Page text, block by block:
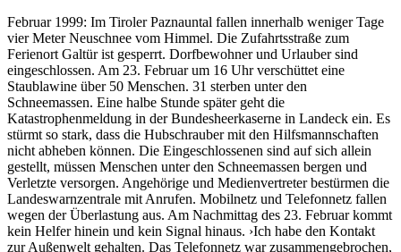
Februar 1999: Im Tiroler Paznauntal fallen innerhalb weniger Tage
vier Meter Neuschnee vom Himmel. Die Zufahrtsstraße zum
Ferienort Galtür ist gesperrt. Dorfbewohner und Urlauber sind
eingeschlossen. Am 23. Februar um 16 Uhr verschüttet eine
Staublawine über 50 Menschen. 31 sterben unter den
Schneemassen. Eine halbe Stunde später geht die
Katastrophenmeldung in der Bundesheerkaserne in Landeck ein. Es
stürmt so stark, dass die Hubschrauber mit den Hilfsmannschaften
nicht abheben können. Die Eingeschlossenen sind auf sich allein
gestellt, müssen Menschen unter den Schneemassen bergen und
Verletzte versorgen. Angehörige und Medienvertreter bestürmen die
Landeswarnzentrale mit Anrufen. Mobilnetz und Telefonnetz fallen
wegen der Überlastung aus. Am Nachmittag des 23. Februar kommt
kein Helfer hinein und kein Signal hinaus. ›Ich habe den Kontakt
zur Außenwelt gehalten. Das Telefonnetz war zusammengebrochen,